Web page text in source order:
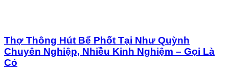
Thợ Thông Hút Bể Phốt Tại Như Quỳnh
Chuyên Nghiệp, Nhiều Kinh Nghiệm – Gọi Là
Có